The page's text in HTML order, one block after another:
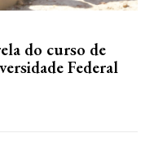
do curso de
Federal